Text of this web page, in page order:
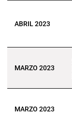
ABRIL 2023
MARZO 2023
MARZO 2023